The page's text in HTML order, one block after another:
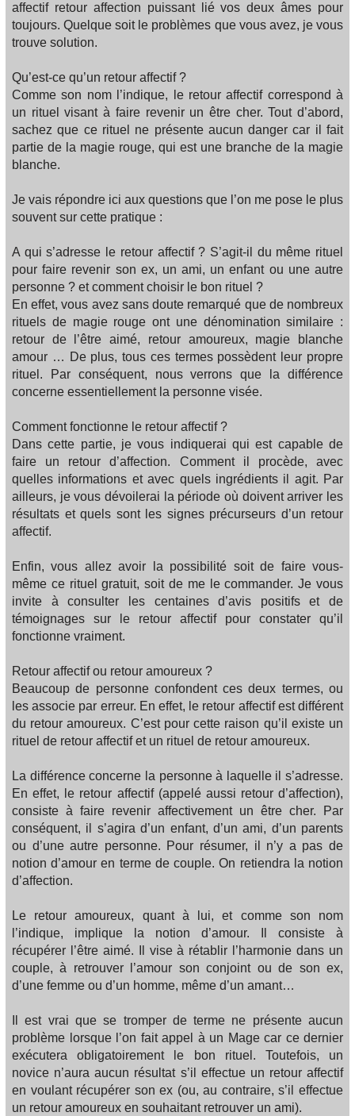
affectif retour affection puissant lié vos deux âmes pour
toujours. Quelque soit le problèmes que vous avez, je vous
trouve solution.
Qu’est-ce qu’un retour affectif ?
Comme son nom l’indique, le retour affectif correspond à
un rituel visant à faire revenir un être cher. Tout d’abord,
sachez que ce rituel ne présente aucun danger car il fait
partie de la magie rouge, qui est une branche de la magie
blanche.
Je vais répondre ici aux questions que l’on me pose le plus
souvent sur cette pratique :
A qui s’adresse le retour affectif ? S’agit-il du même rituel
pour faire revenir son ex, un ami, un enfant ou une autre
personne ? et comment choisir le bon rituel ?
En effet, vous avez sans doute remarqué que de nombreux
rituels de magie rouge ont une dénomination similaire :
retour de l’être aimé, retour amoureux, magie blanche
amour … De plus, tous ces termes possèdent leur propre
rituel. Par conséquent, nous verrons que la différence
concerne essentiellement la personne visée.
Comment fonctionne le retour affectif ?
Dans cette partie, je vous indiquerai qui est capable de
faire un retour d’affection. Comment il procède, avec
quelles informations et avec quels ingrédients il agit. Par
ailleurs, je vous dévoilerai la période où doivent arriver les
résultats et quels sont les signes précurseurs d’un retour
affectif.
Enfin, vous allez avoir la possibilité soit de faire vous-
même ce rituel gratuit, soit de me le commander. Je vous
invite à consulter les centaines d’avis positifs et de
témoignages sur le retour affectif pour constater qu’il
fonctionne vraiment.
Retour affectif ou retour amoureux ?
Beaucoup de personne confondent ces deux termes, ou
les associe par erreur. En effet, le retour affectif est différent
du retour amoureux. C’est pour cette raison qu’il existe un
rituel de retour affectif et un rituel de retour amoureux.
La différence concerne la personne à laquelle il s’adresse.
En effet, le retour affectif (appelé aussi retour d’affection),
consiste à faire revenir affectivement un être cher. Par
conséquent, il s’agira d’un enfant, d’un ami, d’un parents
ou d’une autre personne. Pour résumer, il n’y a pas de
notion d’amour en terme de couple. On retiendra la notion
d’affection.
Le retour amoureux, quant à lui, et comme son nom
l’indique, implique la notion d’amour. Il consiste à
récupérer l’être aimé. Il vise à rétablir l’harmonie dans un
couple, à retrouver l’amour son conjoint ou de son ex,
d’une femme ou d’un homme, même d’un amant…
Il est vrai que se tromper de terme ne présente aucun
problème lorsque l’on fait appel à un Mage car ce dernier
exécutera obligatoirement le bon rituel. Toutefois, un
novice n’aura aucun résultat s’il effectue un retour affectif
en voulant récupérer son ex (ou, au contraire, s’il effectue
un retour amoureux en souhaitant retrouver un ami).